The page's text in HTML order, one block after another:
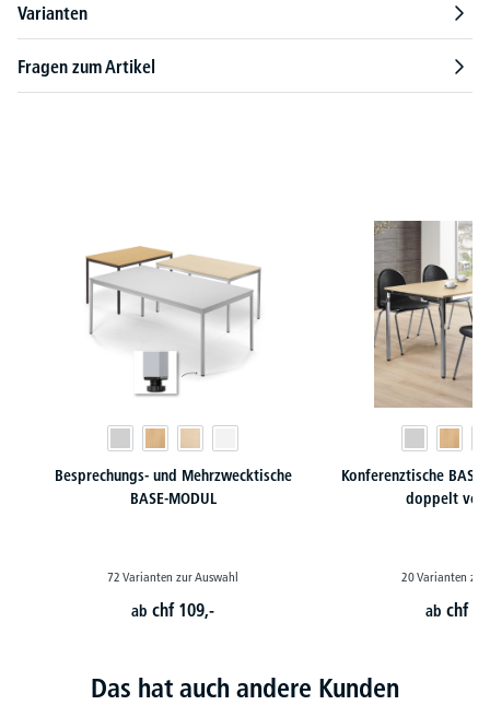
Varianten
Fragen zum Artikel
Besprechungs- und Mehrzwecktische
BASE-MODUL
72 Varianten zur Auswahl
abchf 109,-
Konferenztische
doppelt
20 Varianten zur
abchf
Das hat auch andere Kunden